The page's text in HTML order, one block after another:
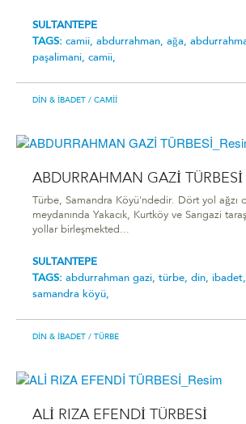
SULTANTEPE
TAGS: camii, abdurrahman, ağa,
paşalimani, camii,
DIN & İBADET / CAMII
ABDURRAHMAN GAZİ TÜRBESİ
Türbe, Samandra Köyü'ndedir. Dört yol ağzı
meydanında Yakacık, Kurtköy ve Sarıgazi
yollar birleşmekted...
SULTANTEPE
TAGS: abdurrahman gazi, türbe, din, ibadet,
samandra köyü,
DIN & İBADET / TÜRBE
ALİ RIZA EFENDİ TÜRBESİ